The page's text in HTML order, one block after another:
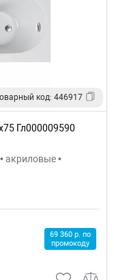
код: 446917
Гл000009590
акриловые •
69 360 р. по
промокоду